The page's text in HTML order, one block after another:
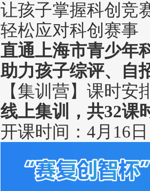
让孩子掌握科创竞
轻松应对科创赛事
直通上海市青少年
助力孩子综评、自
【集训营】课时安
线上集训，共32课
开课时间： 4月16日